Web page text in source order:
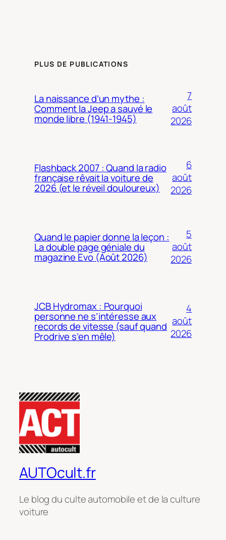
PLUS DE PUBLICATIONS
La naissance d’un mythe :
Comment la Jeep a sauvé le
monde libre (1941-1945)
7
août
2026
Flashback 2007 : Quand la radio
française rêvait la voiture de
2026 (et le réveil douloureux)
6
août
2026
Quand le papier donne la leçon :
La double page géniale du
magazine Evo (Août 2026)
5
août
2026
JCB Hydromax : Pourquoi
personne ne s’intéresse aux
records de vitesse (sauf quand
Prodrive s’en mêle)
4
août
2026
AUTOcult.fr
Le blog du culte automobile et de la culture
voiture